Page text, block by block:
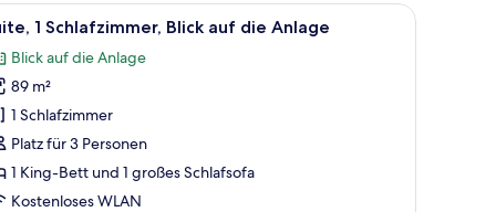
großen Couch, Sesseln, einem Couchtisch und einem Essbereich mit Tisch
Ein Bett mit Baldachin, ein Nachttisch mit
5 1 Schlafzimmer, Blick auf die Anlage
Blick auf die Anlage
89 m²
1 Schlafzimmer
Platz für 3 Personen
1 King-Bett und 1 großes Schlafsofa
Kostenloses WLAN